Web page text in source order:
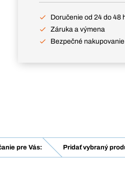
Doručenie od 24 do 48
Záruka a výmena
Bezpečné nakupovanie
pre Vás: Pridať vybraný